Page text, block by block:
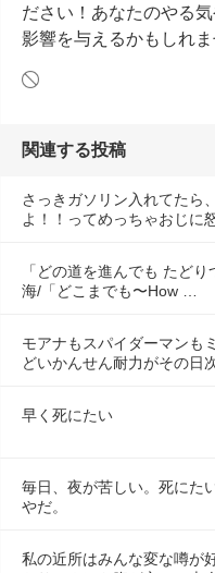
ださい！あなたのやる
影響を与えるかもしれ
関連する投稿
さっきガソリン入れてたら
よ！！ってめっちゃおじに
「どの道を進んでも たど
海/「どこまでも〜How …
モアナもスパイダーマンも
どいかんせん耐力がその日
早く死にたい
毎日、夜が苦しい。死にた
やだ。
私の近所はみんな変な噂が